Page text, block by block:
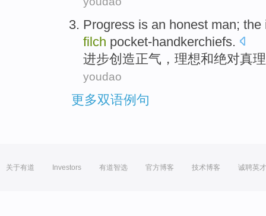
Progress is an honest man; the
filch pocket-handkerchiefs.
进步创造正气， 理想和绝对真
youdao
更多双语例句
关于有道 Investors 有道智选 官方博客 技术博客 诚聘英才